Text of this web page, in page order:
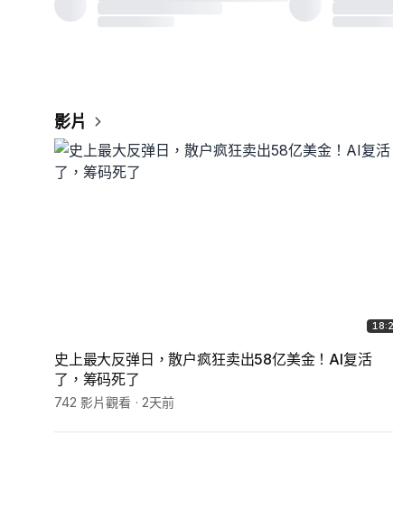
影片
史上最大反弹日，散户疯狂卖出58亿美金！AI复活
了，筹码死了
742 影片觀看 2天前